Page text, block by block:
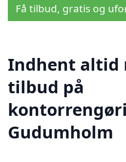
Få tilbud, gratis og
Indhent altid
tilbud på
Gudumholm